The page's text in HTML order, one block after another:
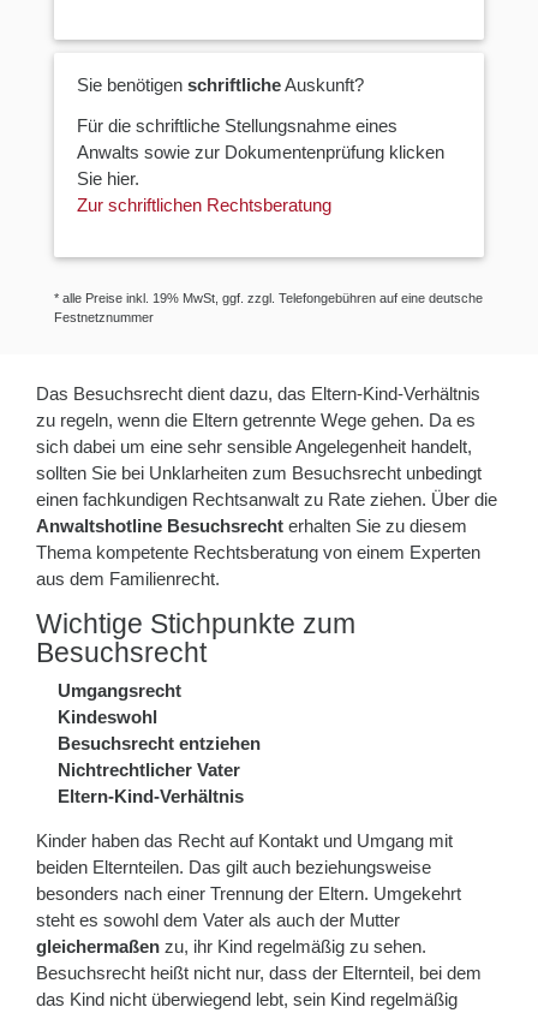
Sie benötigen schriftlicheAuskunft?
Für die schriftliche Stellungsnahme eines
Anwalts sowie zur Dokumentenprüfung klicken
Sie hier.
Zur schriftlichen Rechtsberatung
* alle Preise inkl. 19% MwSt, ggf. zzgl. Telefongebühren auf eine deutsche
Festnetznummer
Das Besuchsrecht dient dazu, das Eltern-Kind-Verhältnis
zu regeln, wenn die Eltern getrennte Wege gehen. Da es
sich dabei um eine sehr sensible Angelegenheit handelt,
sollten Sie bei Unklarheiten zum Besuchsrecht unbedingt
einen fachkundigen Rechtsanwalt zu Rate ziehen. Über die
Anwaltshotline Besuchsrecht erhalten Sie zu diesem
Thema kompetente Rechtsberatung von einem Experten
aus dem Familienrecht.
Wichtige Stichpunkte zum
Besuchsrecht
Umgangsrecht
Kindeswohl
Besuchsrecht entziehen
Nichtrechtlicher Vater
Eltern-Kind-Verhältnis
Kinder haben das Recht auf Kontakt und Umgang mit
beiden Elternteilen. Das gilt auch beziehungsweise
besonders nach einer Trennung der Eltern. Umgekehrt
steht es sowohl dem Vater als auch der Mutter
gleichermaßen zu, ihr Kind regelmäßig zu sehen.
Besuchsrecht heißt nicht nur, dass der Elternteil, bei dem
das Kind nicht überwiegend lebt, sein Kind regelmäßig